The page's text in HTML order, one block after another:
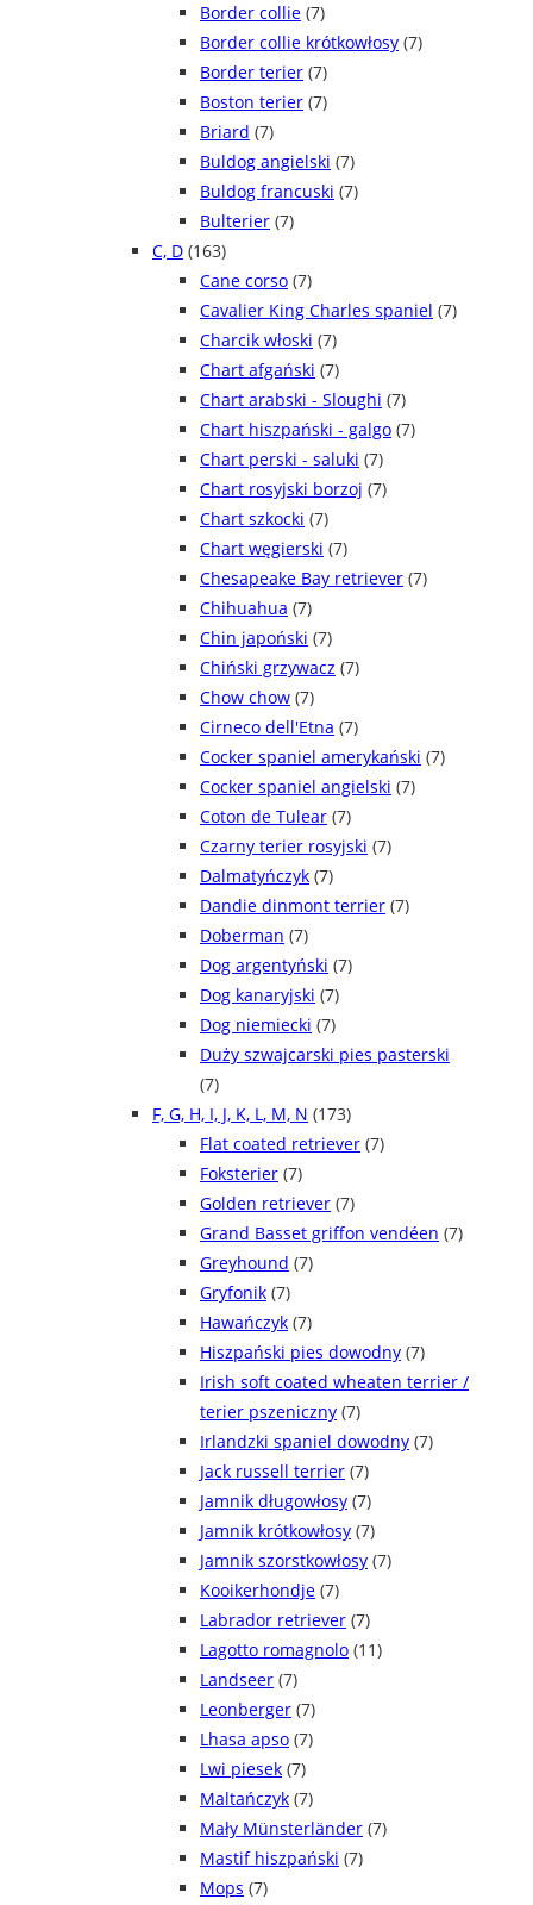
Border collie (7)
Border collie krótkowłosy (7)
Border terier (7)
Boston terier (7)
Briard (7)
Buldog angielski (7)
Buldog francuski (7)
Bulterier (7)
C, D (163)
Cane corso (7)
Cavalier King Charles spaniel (7)
Charcik włoski (7)
Chart afgański (7)
Chart arabski - Sloughi (7)
Chart hiszpański - galgo (7)
Chart perski - saluki (7)
Chart rosyjski borzoj (7)
Chart szkocki (7)
Chart węgierski (7)
Chesapeake Bay retriever (7)
Chihuahua (7)
Chin japoński (7)
Chiński grzywacz (7)
Chow chow (7)
Cirneco dell'Etna (7)
Cocker spaniel amerykański (7)
Cocker spaniel angielski (7)
Coton de Tulear (7)
Czarny terier rosyjski (7)
Dalmatyńczyk (7)
Dandie dinmont terrier (7)
Doberman (7)
Dog argentyński (7)
Dog kanaryjski (7)
Dog niemiecki (7)
Duży szwajcarski pies pasterski
(7)
F, G, H, I, J, K, L, M, N (173)
Flat coated retriever (7)
Foksterier (7)
Golden retriever (7)
Grand Basset griffon vendéen (7)
Greyhound (7)
Gryfonik (7)
Hawańczyk (7)
Hiszpański pies dowodny (7)
Irish soft coated wheaten terrier /
terier pszeniczny (7)
Irlandzki spaniel dowodny (7)
Jack russell terrier (7)
Jamnik długowłosy (7)
Jamnik krótkowłosy (7)
Jamnik szorstkowłosy (7)
Kooikerhondje (7)
Labrador retriever (7)
Lagotto romagnolo (11)
Landseer (7)
Leonberger (7)
Lhasa apso (7)
Lwi piesek (7)
Maltańczyk (7)
Mały Münsterländer (7)
Mastif hiszpański (7)
Mops (7)